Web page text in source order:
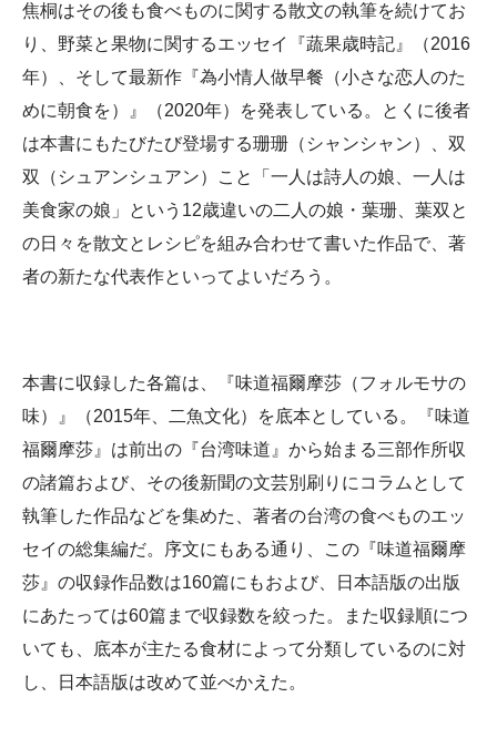
焦桐はその後も食べものに関する散文の執筆を続けてお
り、野菜と果物に関するエッセイ『蔬果歳時記』（2016
年）、そして最新作『為小情人做早餐（小さな恋人のた
めに朝食を）』（2020年）を発表している。とくに後者
は本書にもたびたび登場する珊珊（シャンシャン）、双
双（シュアンシュアン）こと「一人は詩人の娘、一人は
美食家の娘」という12歳違いの二人の娘・葉珊、葉双と
の日々を散文とレシピを組み合わせて書いた作品で、著
者の新たな代表作といってよいだろう。
本書に収録した各篇は、『味道福爾摩莎（フォルモサの
味）』（2015年、二魚文化）を底本としている。『味道
福爾摩莎』は前出の『台湾味道』から始まる三部作所収
の諸篇および、その後新聞の文芸別刷りにコラムとして
執筆した作品などを集めた、著者の台湾の食べものエッ
セイの総集編だ。序文にもある通り、この『味道福爾摩
莎』の収録作品数は160篇にもおよび、日本語版の出版
にあたっては60篇まで収録数を絞った。また収録順につ
いても、底本が主たる食材によって分類しているのに対
し、日本語版は改めて並べかえた。